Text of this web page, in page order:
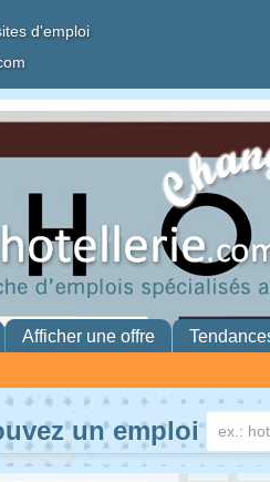
d'emploi
Afficher une offre
un emploi